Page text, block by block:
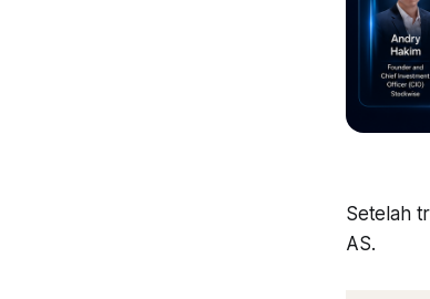
Setelah
AS.